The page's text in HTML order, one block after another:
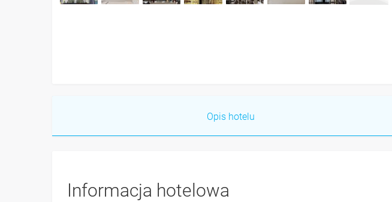
Opis hotelu
Informacja hotelowa